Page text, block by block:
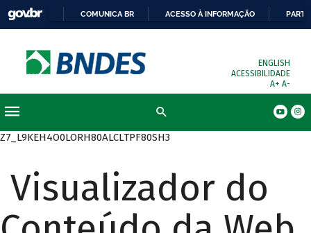
COMUNICA BR ACESSO À INFORMAÇÃO
ENGLISH
ACESSIBILIDADE
A+ A-
Z7_L9KEH4O0LORH80ALCLTPF80SH3
Visualizador do